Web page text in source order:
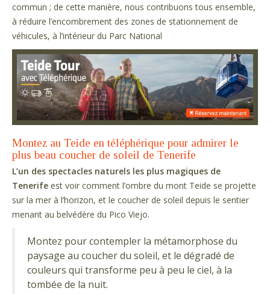
commun ; de cette manière, nous contribuons tous ensemble,
à réduire l’encombrement des zones de stationnement de
véhicules, à l’intérieur du Parc National
Montez au Teide en téléphérique pour admirer le
plus beau coucher de soleil de Tenerife
L’un des spectacles naturels les plus magiques de
Tenerife est voir comment l’ombre du mont Teide se projette
sur la mer à l’horizon, et le coucher de soleil depuis le sentier
menant au belvédère du Pico Viejo.
Montez pour contempler la métamorphose du
paysage au coucher du soleil, et le dégradé de
couleurs qui transforme peu à peu le ciel, à la
tombée de la nuit.